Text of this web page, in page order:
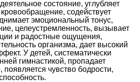
состояние, углубляет
содействует
эмоциональный тонус,
целеустремленность, вызывает
и радостные ощущения,
организма, дает высокий
У детей, систематически
гимнастикой, пропадает
появляется чувство бодрости,